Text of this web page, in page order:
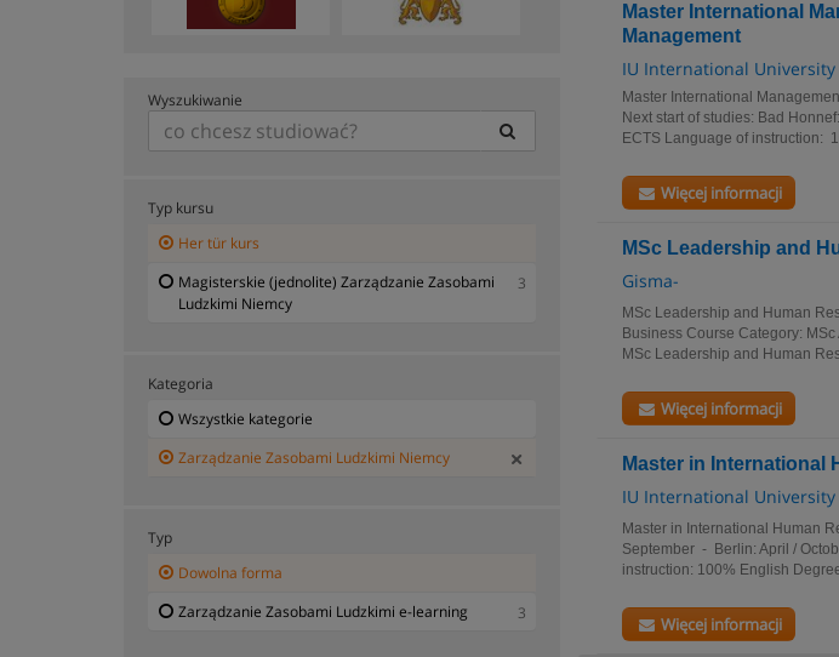
Master International
Management
IU International
Master International
Next start of studies: Bad
ECTS Language of instruction:
Więcej informacji
MSc Leadership and
Gisma-
MSc Leadership and Human
Business Course Category:
MSc Leadership and Human
Więcej informacji
Master in International
IU International
Master in International Human
September - Berlin: April /
instruction: 100% English
Więcej informacji
Wyszukiwanie
Typ kursu
Her tür kurs
Magisterskie (jednolite) Zarządzanie Zasobami
Ludzkimi Niemcy
3
Kategoria
Wszystkie kategorie
Zarządzanie Zasobami Ludzkimi Niemcy
Typ
Dowolna forma
Zarządzanie Zasobami Ludzkimi e-learning
3